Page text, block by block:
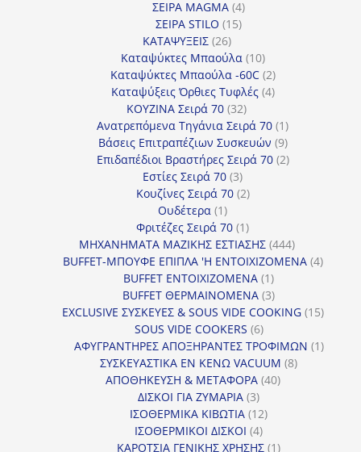
προϊόντα
ΣΕΙΡΑ MAGMA 44
προϊόντα
ΣΕΙΡΑ STILO 1515
ΚΑΤΑΨΥΞΕΙΣ 2626
προϊόντα
Καταψύκτες Μπαούλα 1010
προϊόντα
Καταψύκτες Μπαούλα -60C 22
προϊόντα
Καταψύξεις Όρθιες Τυφλές 44
ΚΟΥΖΙΝΑ Σειρά 70 3232
προϊόντα
Ανατρεπόμενα Τηγάνια Σειρά 70 11
προϊόν
Βάσεις Επιτραπέζιων Συσκευών 99
προϊόντα
Επιδαπέδιοι Βραστήρες Σειρά 70 22
Εστίες Σειρά 70 33
προϊόντα
Κουζίνες Σειρά 70 22
Ουδέτερα 11
προϊόν
Φριτέζες Σειρά 70 11
προϊόν
ΜΗΧΑΝΗΜΑΤΑ ΜΑΖΙΚΗΣ ΕΣΤΙΑΣΗΣ 444444
προϊόντα
BUFFET-ΜΠΟΥΦΕ ΕΠΙΠΛΑ 'Η ΕΝΤΟΙΧΙΖΟΜΕΝΑ 44
BUFFET ΕΝΤΟΙΧΙΖΟΜΕΝΑ 11
προϊόν
BUFFET ΘΕΡΜΑΙΝΟΜΕΝΑ 33
προϊόντα
EXCLUSIVE ΣΥΣΚΕΥΕΣ & SOUS VIDE COOKING 1515
SOUS VIDE COOKERS 66
προϊόντα
ΑΦΥΓΡΑΝΤΗΡΕΣ ΑΠΟΞΗΡΑΝΤΕΣ ΤΡΟΦΙΜΩΝ 11
ΣΥΣΚΕΥΑΣΤΙΚΑ ΕΝ ΚΕΝΩ VACUUM 88
ΑΠΟΘΗΚΕΥΣΗ & ΜΕΤΑΦΟΡΑ 4040
ΔΙΣΚΟΙ ΓΙΑ ΖΥΜΑΡΙΑ 33
προϊόντα
ΙΣΟΘΕΡΜΙΚΑ ΚΙΒΩΤΙΑ 1212
ΙΣΟΘΕΡΜΙΚΟΙ ΔΙΣΚΟΙ 44
προϊόντα
ΚΑΡΟΤΣΙΑ ΓΕΝΙΚΗΣ ΧΡΗΣΗΣ 11